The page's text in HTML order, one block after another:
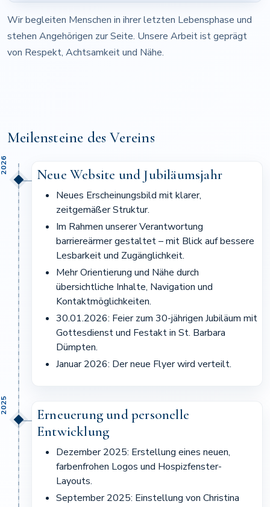
Wir begleiten Menschen in ihrer letzten Lebensphase und
stehen Angehörigen zur Seite. Unsere Arbeit ist geprägt
von Respekt, Achtsamkeit und Nähe.
Meilensteine des Vereins
Neue Website und Jubiläumsjahr
Neues Erscheinungsbild mit klarer,
zeitgemäßer Struktur.
Im Rahmen unserer Verantwortung
barriereärmer gestaltet – mit Blick auf bessere
Lesbarkeit und Zugänglichkeit.
Mehr Orientierung und Nähe durch
übersichtliche Inhalte, Navigation und
Kontaktmöglichkeiten.
30.01.2026: Feier zum 30-jährigen Jubiläum mit
Gottesdienst und Festakt in St. Barbara
Dümpten.
Januar 2026: Der neue Flyer wird verteilt.
Erneuerung und personelle
Entwicklung
Dezember 2025: Erstellung eines neuen,
farbenfrohen Logos und Hospizfenster-
Layouts.
September 2025: Einstellung von Christina